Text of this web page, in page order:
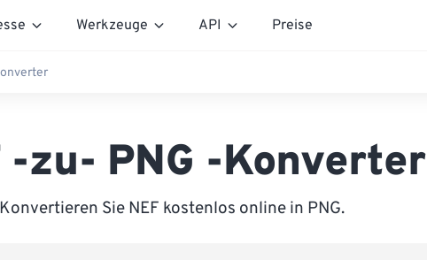
Werkzeuge API Preise
-zu- PNG -Konverter
Konvertieren Sie NEF kostenlos online in PNG.